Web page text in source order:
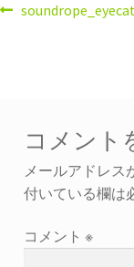
コメント
メールアドレス
付いている欄は
コメント ※